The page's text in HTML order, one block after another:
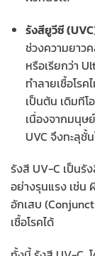
รังสียูวีซี
ช่วงความยาว
หรือเรียกว่า
ทำลายเชื้อโรค
เป็นต้น เดิมทีโ
เนื่องจากมนุษ
UVC จึงทะลุชั้
รังสี UV-C เป็นรั
อย่างรุนแรง เช่น
อักเสบ
เชื้อโรคได้